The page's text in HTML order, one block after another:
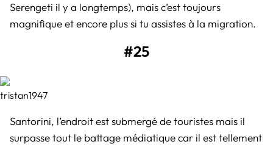
Serengeti il y a longtemps), mais c’est toujours
magnifique et encore plus si tu assistes à la migration.
#25
tristan1947
Santorini, l’endroit est submergé de touristes mais il
surpasse tout le battage médiatique car il est tellement